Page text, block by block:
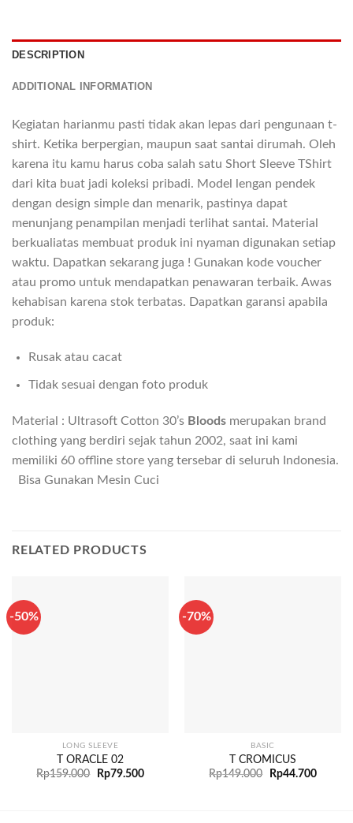
DESCRIPTION
ADDITIONAL INFORMATION
Kegiatan harianmu pasti tidak akan lepas dari pengunaan t-
shirt. Ketika berpergian, maupun saat santai dirumah. Oleh
karena itu kamu harus coba salah satu Short Sleeve TShirt
dari kita buat jadi koleksi pribadi. Model lengan pendek
dengan design simple dan menarik, pastinya dapat
menunjang penampilan menjadi terlihat santai. Material
berkualiatas membuat produk ini nyaman digunakan setiap
waktu. Dapatkan sekarang juga ! Gunakan kode voucher
atau promo untuk mendapatkan penawaran terbaik. Awas
kehabisan karena stok terbatas. Dapatkan garansi apabila
produk:
Rusak atau cacat
Tidak sesuai dengan foto produk
Material : Ultrasoft Cotton 30’s Bloods merupakan brand
clothing yang berdiri sejak tahun 2002, saat ini kami
memiliki 60 offline store yang tersebar di seluruh Indonesia.
Bisa Gunakan Mesin Cuci
RELATED PRODUCTS
-50%
LONG SLEEVE
T ORACLE 02
Rp159.000 Rp79.500
-70%
BASIC
T CROMICUS
Rp149.000 Rp44.700